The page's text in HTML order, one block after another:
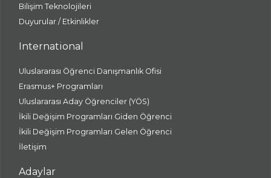
Bilişim Teknolojileri
Duyurular / Etkinlikler
International
Uluslararası Öğrenci Danışmanlık Ofisi
Erasmus+ Programları
Uluslararası Aday Öğrenciler (YÖS)
İkili Değişim Programları Giden Öğrenci
İkili Değişim Programları Gelen Öğrenci
İletişim
Adaylar